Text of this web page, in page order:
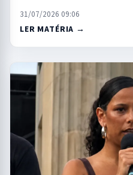
31/07/2026 09:06
LER MATÉRIA →